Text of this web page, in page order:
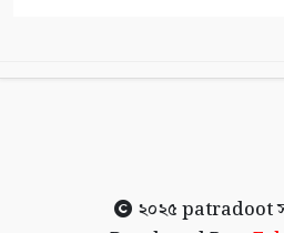
২০২৫ patradoot